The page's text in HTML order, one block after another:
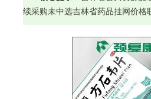
续采购未中选吉林省药品挂网价格